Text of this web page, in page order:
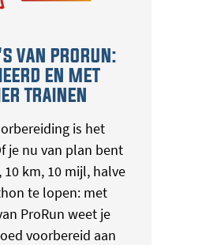
VAN PRORUN:
EN MET
TRAINEN
is het
je nu van plan bent
km, 10 mijl, halve
te lopen: met
ProRun weet je
voorbereid aan